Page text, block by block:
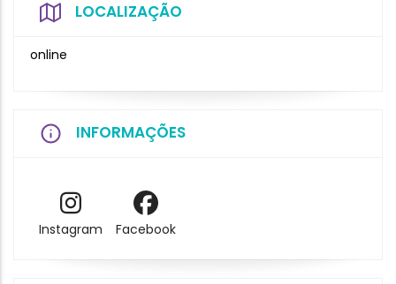
LOCALIZAÇÃO
online
INFORMAÇÕES
Instagram Facebook